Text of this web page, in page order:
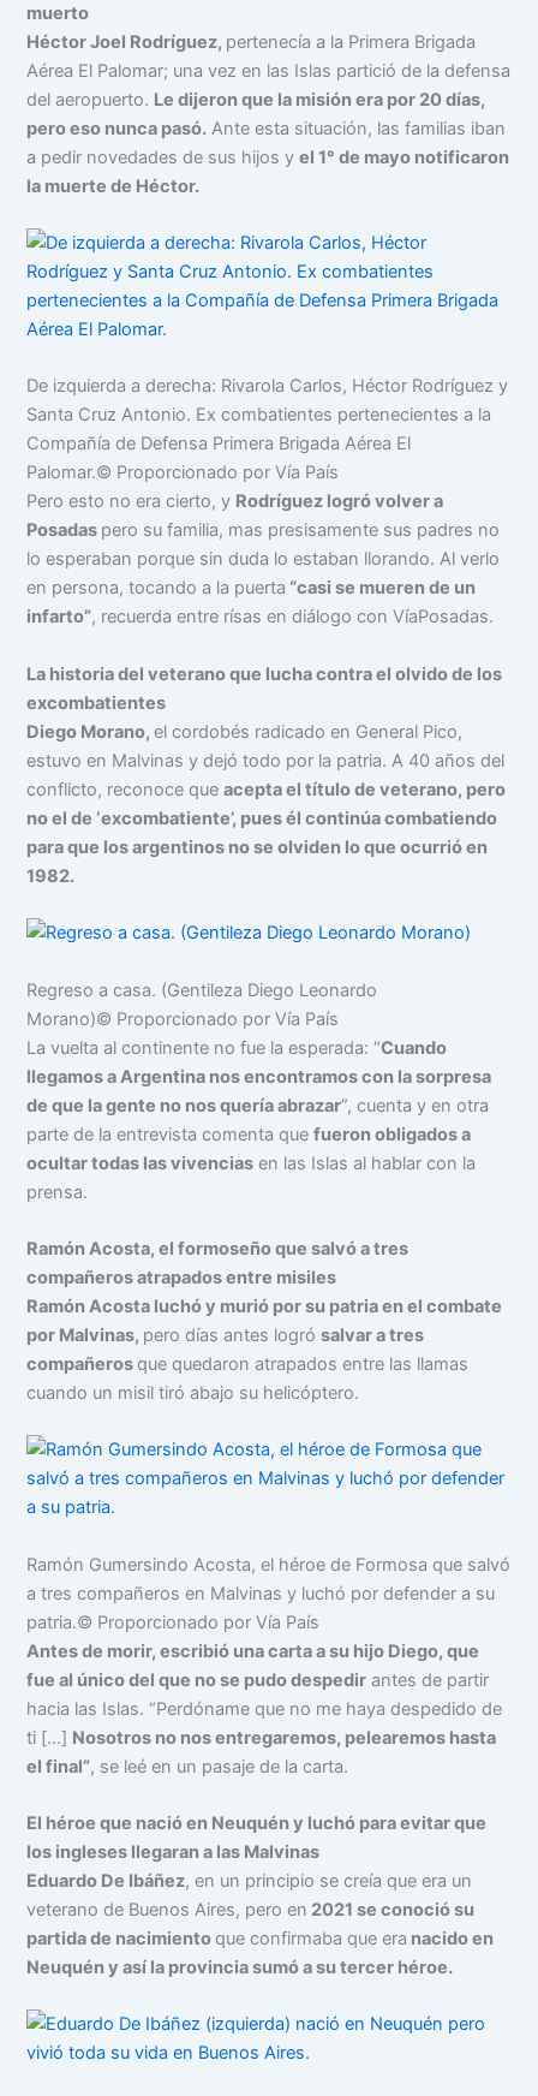
muerto
Héctor Joel Rodríguez, pertenecía a la Primera Brigada
Aérea El Palomar; una vez en las Islas partició de la defensa
del aeropuerto. Le dijeron que la misión era por 20 días,
pero eso nunca pasó. Ante esta situación, las familias iban
a pedir novedades de sus hijos yel 1° de mayo notificaron
la muerte de Héctor.
De izquierda a derecha: Rivarola Carlos, Héctor Rodríguez y
Santa Cruz Antonio. Ex combatientes pertenecientes a la
Compañía de Defensa Primera Brigada Aérea El
Palomar.© Proporcionado por Vía País
Pero esto no era cierto, y Rodríguez logró volver a
Posadas pero su familia, mas presisamente sus padres no
lo esperaban porque sin duda lo estaban llorando. Al verlo
en persona, tocando a la puerta “casi se mueren de un
infarto”, recuerda entre rísas en diálogo con VíaPosadas.
La historia del veterano que lucha contra el olvido de los
excombatientes
Diego Morano, el cordobés radicado en General Pico,
estuvo en Malvinas y dejó todo por la patria. A 40 años del
conflicto, reconoce queacepta el título de veterano, pero
no el de ‘excombatiente’, pues él continúa combatiendo
para que los argentinos no se olviden lo que ocurrió en
1982.
Regreso a casa. (Gentileza Diego Leonardo
Morano)© Proporcionado por Vía País
La vuelta al continente no fue la esperada: “Cuando
llegamos a Argentina nos encontramos con la sorpresa
de que la gente no nos quería abrazar”, cuenta y en otra
parte de la entrevista comenta quefueron obligados a
ocultar todas las vivencias en las Islas al hablar con la
prensa.
Ramón Acosta, el formoseño que salvó a tres
compañeros atrapados entre misiles
Ramón Acosta luchó y murió por su patria en el combate
por Malvinas, pero días antes logrósalvar a tres
compañeros que quedaron atrapados entre las llamas
cuando un misil tiró abajo su helicóptero.
Ramón Gumersindo Acosta, el héroe de Formosa que salvó
a tres compañeros en Malvinas y luchó por defender a su
patria.© Proporcionado por Vía País
Antes de morir, escribió una carta a su hijo Diego, que
fue al único del que no se pudo despedir antes de partir
hacia las Islas. “Perdóname que no me haya despedido de
ti […] Nosotros no nos entregaremos, pelearemos hasta
el final”, se leé en un pasaje de la carta.
El héroe que nació en Neuquén y luchó para evitar que
los ingleses llegaran a las Malvinas
Eduardo De Ibáñez, en un principio se creía que era un
veterano de Buenos Aires, pero en 2021 se conoció su
partida de nacimiento que confirmaba que era nacido en
Neuquén y así la provincia sumó a su tercer héroe.